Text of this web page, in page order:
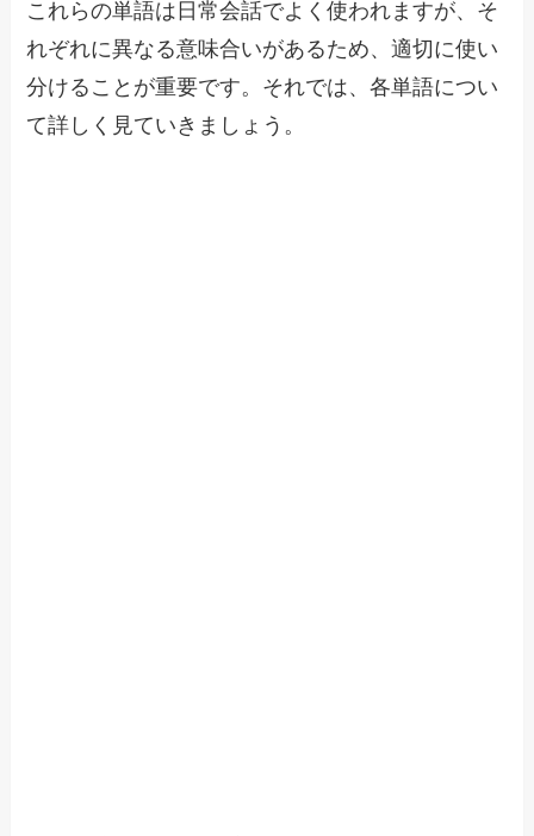
これらの単語は日常会話でよく使われますが、そ
れぞれに異なる意味合いがあるため、適切に使い
分けることが重要です。それでは、各単語につい
て詳しく見ていきましょう。